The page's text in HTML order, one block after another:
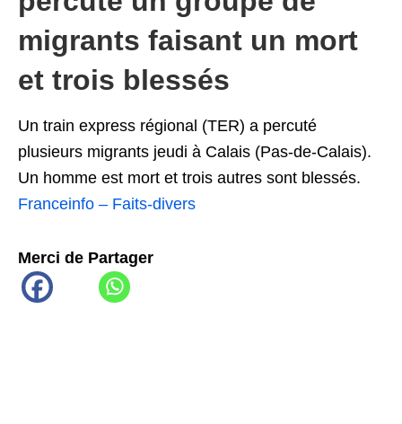
migrants faisant un mort
et trois blessés
Un train express régional (TER) a percuté
plusieurs migrants jeudi à Calais (Pas-de-Calais).
Un homme est mort et trois autres sont blessés.
Franceinfo – Faits-divers
Merci de Partager